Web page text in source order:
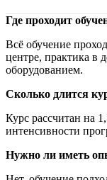
Где проходит
Всё обучение
центре, практика в
оборудованием.
Сколько длится
Курс рассчитан на
интенсивности
Нужно ли иметь